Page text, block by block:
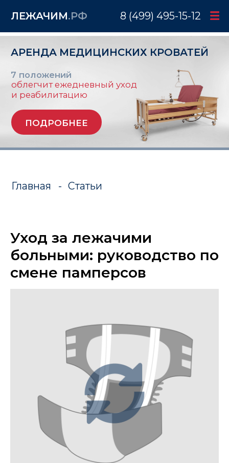
ЛЕЖАЧИМ.РФ 8 (499) 495-15-12
АРЕНДА МЕДИЦИНСКИХ КРОВАТЕЙ
ПОДРОБНЕЕ
7 положений
Главная - Статьи
Уход за лежачими
больными: руководство по
смене памперсов